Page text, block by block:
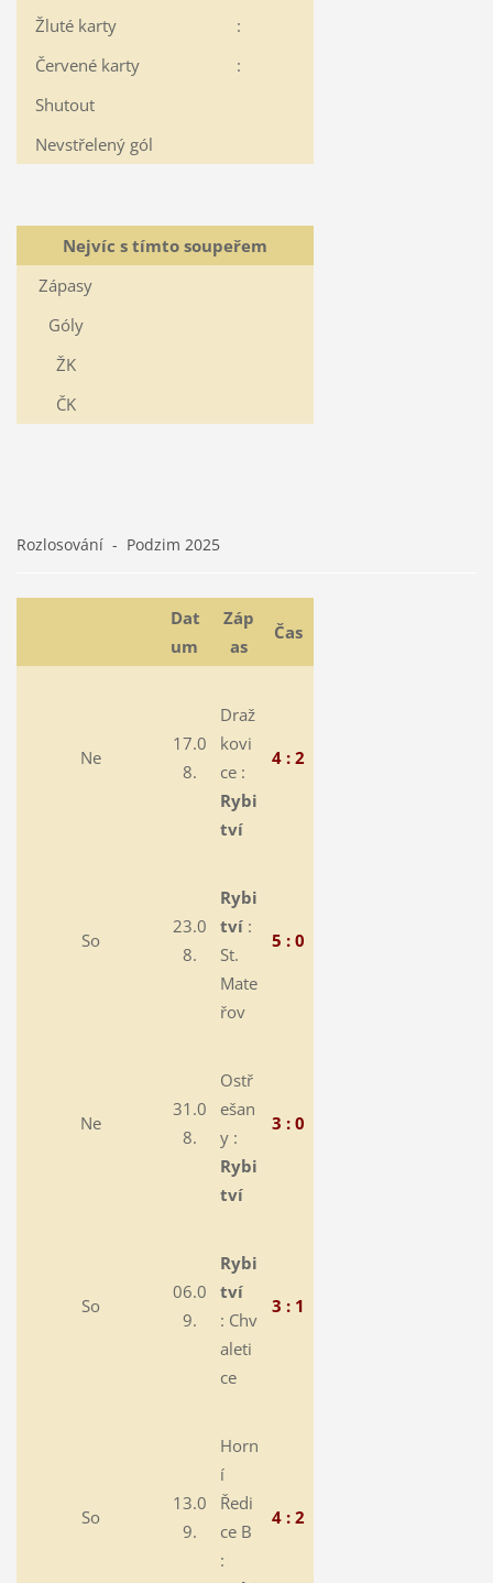
Žluté karty
:
Červené karty
:
Shutout
Nevstřelený gól
Nejvíc s tímto soupeřem
Zápasy
Góly
ŽK
ČK
Rozlosování - Podzim 2025
Dat
um
Záp
as
Čas
Ne
17.0
8.
Draž
kovi
ce :
Rybi
tví
4 : 2
So
23.0
8.
Rybi
tví:
St.
Mate
řov
5 : 0
Ne
31.0
8.
Ostř
ešan
y :
Rybi
tví
3 : 0
So
06.0
9.
Rybi
tví
: Chv
aleti
ce
3 : 1
So
13.0
9.
Horn
í
Ředi
ce B
:
4 : 2